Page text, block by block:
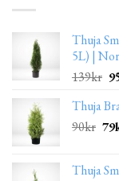
Thuja
5L) |
139kr
Thuja
90kr 79
Thuja